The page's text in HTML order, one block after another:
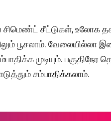
சீட்டுகள், உலோக
பூசலாம். வேலையில்லா
முடியும். பகுதிநேர
சம்பாதிக்கலாம்.